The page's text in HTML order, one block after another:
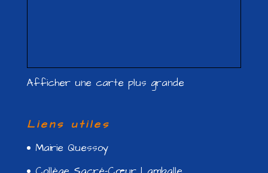
Afficher une carte plus grande
Liens utiles
Mairie Quessoy